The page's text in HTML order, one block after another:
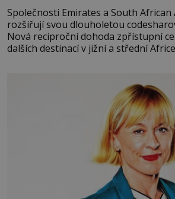
Společnosti Emirates a South African
rozšiřují svou dlouholetou
Nová reciproční dohoda zpřístupní
dalších destinací v jižní a střední